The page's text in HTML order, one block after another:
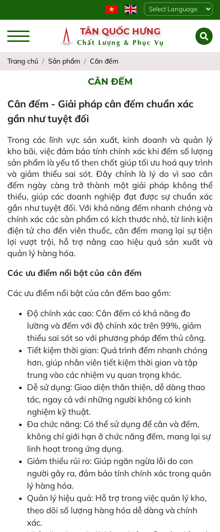
Powered by
TÂN QUỐC HƯNG
Chất Lượng & Phục Vụ
Trang chủ Sản phẩm Cân đếm
CÂN ĐẾM
Cân đếm - Giải pháp cân đếm chuẩn xác
gần như tuyệt đối
Trong các lĩnh vực sản xuất, kinh doanh và quản lý
kho bãi, việc đảm bảo tính chính xác khi đếm số lượng
sản phẩm là yếu tố then chốt giúp tối ưu hoá quy trình
và giảm thiểu sai sót. Đây chính là lý do vì sao cân
đếm ngày càng trở thành một giải pháp không thể
thiếu, giúp các doanh nghiệp đạt được sự chuẩn xác
gần như tuyệt đối. Với khả năng đếm nhanh chóng và
chính xác các sản phẩm có kích thước nhỏ, từ linh kiện
điện tử cho đến viên thuốc, cân đếm mang lại sự tiện
lợi vượt trội, hỗ trợ nâng cao hiệu quả sản xuất và
quản lý hàng hóa.
Các ưu điểm nổi bật của cân đếm
Các ưu điểm nổi bật của cân đếm bao gồm:
Độ chính xác cao: Cân đếm có khả năng đo
lường và đếm với độ chính xác trên 99%, giảm
thiểu sai sót so với phương pháp đếm thủ công.
Tiết kiệm thời gian: Quá trình đếm nhanh chóng
hơn, giúp nhân viên tiết kiệm thời gian và tập
trung vào các nhiệm vụ quan trọng khác.
Dễ sử dụng: Giao diện thân thiện, dễ dàng thao
tác, ngay cả với những người không có kinh
nghiệm kỹ thuật.
Đa chức năng: Có thể sử dụng để cân và đếm,
không chỉ giới hạn ở chức năng đếm, mang lại sự
linh hoạt trong ứng dụng.
Giảm thiểu rủi ro: Giúp ngăn ngừa lỗi do con
người gây ra, đảm bảo tính chính xác trong quản
lý hàng hóa.
Quản lý hiệu quả: Hỗ trợ trong việc quản lý kho,
theo dõi số lượng hàng hóa dễ dàng và chính
xác.